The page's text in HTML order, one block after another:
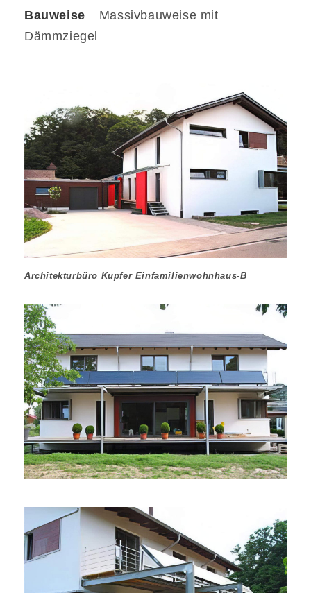
Bauweise
Massivbauweise mit
Dämmziegel
Architekturbüro Kupfer Einfamilienwohnhaus-B